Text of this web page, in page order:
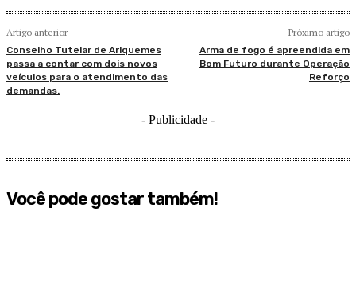
Artigo anterior
Conselho Tutelar de Ariquemes
passa a contar com dois novos
veículos para o atendimento das
demandas.
Próximo artigo
Arma de fogo é apreendida em
Bom Futuro durante Operação
Reforço
- Publicidade -
Você pode gostar também!